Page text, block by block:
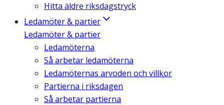
Hitta äldre riksdagstryck
Ledamöter & partier
Ledamöter & partier
Ledamöterna
Så arbetar ledamöterna
Ledamöternas arvoden och villkor
Partierna i riksdagen
Så arbetar partierna